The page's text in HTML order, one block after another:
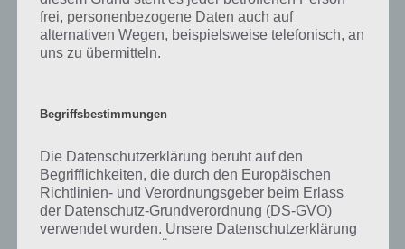
Auf WhatsApp teilen Teilen auf Facebook
Mehr Artikel hier auf Touchportal
frei, personenbezogene Daten auch auf
alternativen Wegen, beispielsweise telefonisch, an
uns zu übermitteln.
Begriffsbestimmungen
Die Datenschutzerklärung beruht auf den
Begrifflichkeiten, die durch den Europäischen
Richtlinien- und Verordnungsgeber beim Erlass
der Datenschutz-Grundverordnung (DS-GVO)
verwendet wurden. Unsere Datenschutzerklärung